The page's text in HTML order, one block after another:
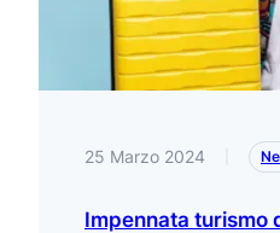
25 Marzo 2024
Impennata turismo